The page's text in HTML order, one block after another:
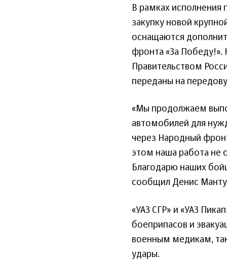
В рамках исполнения
закупку новой
оснащаются
фронта «За Победу!».
Правительством
переданы на
«Мы продолжаем
автомобилей для
через Народный
этом наша работа не
Благодарю наших
сообщил Денис
«УАЗ СГР» и «УАЗ
боеприпасов и
военным медикам,
удары.